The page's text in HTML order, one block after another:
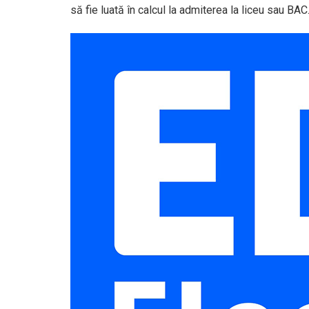
să fie luată în calcul la admiterea la liceu sau BAC.